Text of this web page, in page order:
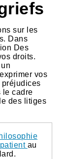
sur les
Dans
Des
droits.
vos
préjudices
le cadre
des litiges
au